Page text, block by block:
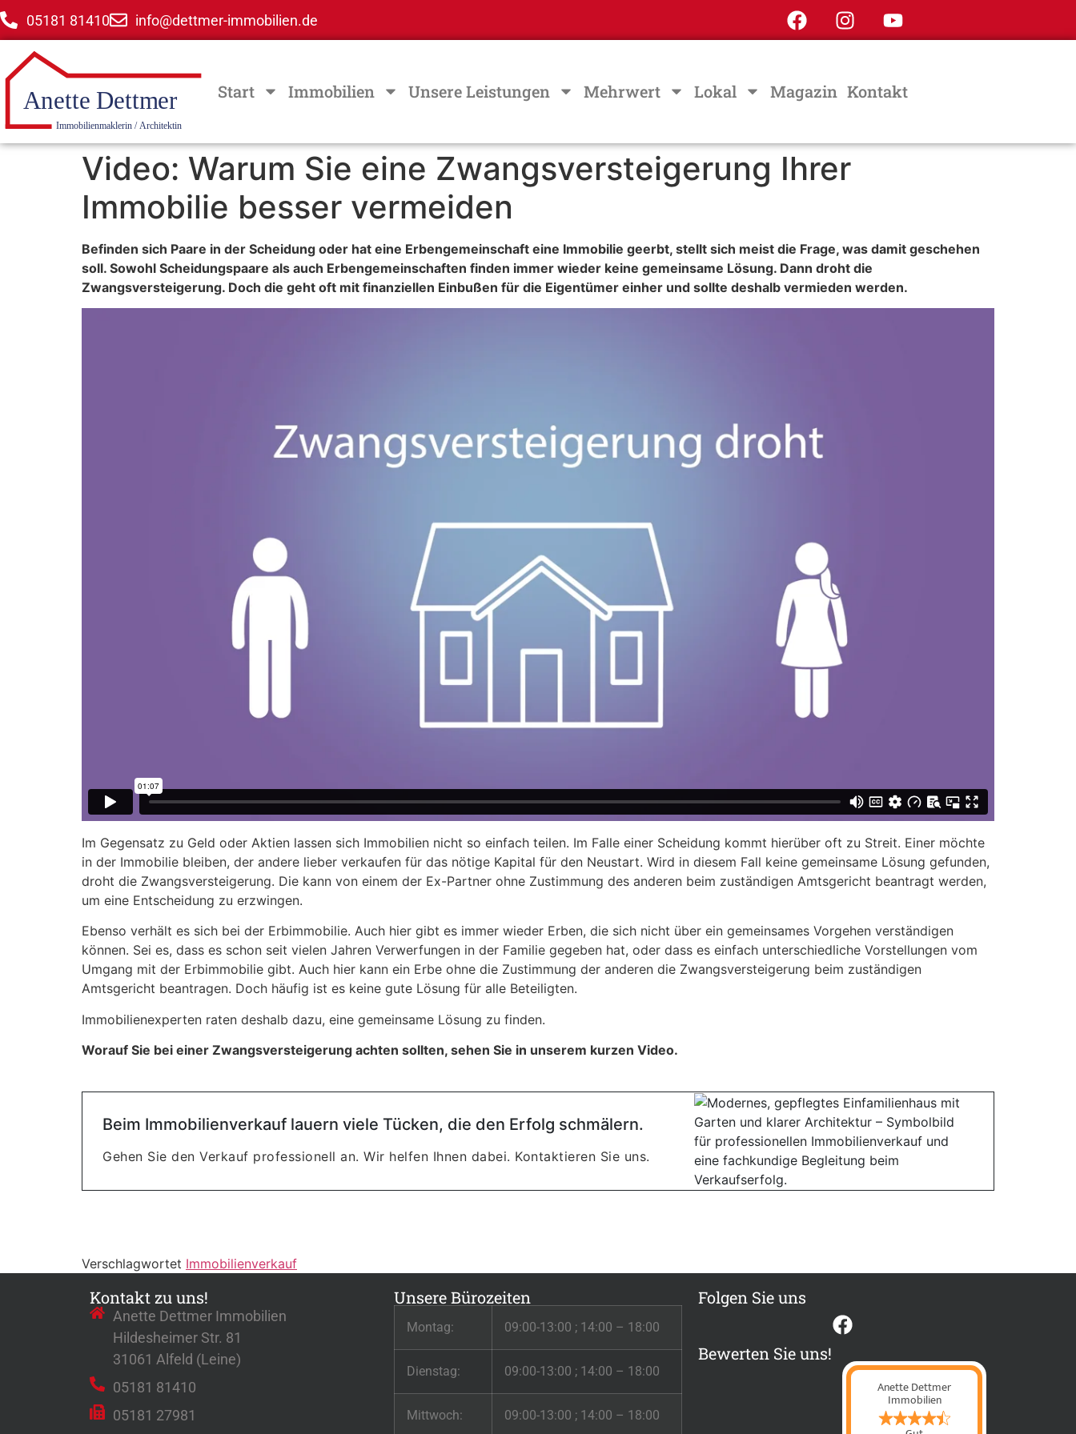
05181 81410 info@dettmer-immobilien.de
Start Immobilien Unsere Leistungen Mehrwert Lokal Magazin Kontakt
Video: Warum Sie eine Zwangsversteigerung Ihrer
Immobilie besser vermeiden
Befinden sich Paare in der Scheidung oder hat eine Erbengemeinschaft eine Immobilie geerbt, stellt sich meist die Frage, was damit geschehen
soll. Sowohl Scheidungspaare als auch Erbengemeinschaften finden immer wieder keine gemeinsame Lösung. Dann droht die
Zwangsversteigerung. Doch die geht oft mit finanziellen Einbußen für die Eigentümer einher und sollte deshalb vermieden werden.
Im Gegensatz zu Geld oder Aktien lassen sich Immobilien nicht so einfach teilen. Im Falle einer Scheidung kommt hierüber oft zu Streit. Einer möchte
in der Immobilie bleiben, der andere lieber verkaufen für das nötige Kapital für den Neustart. Wird in diesem Fall keine gemeinsame Lösung gefunden,
droht die Zwangsversteigerung. Die kann von einem der Ex-Partner ohne Zustimmung des anderen beim zuständigen Amtsgericht beantragt werden,
um eine Entscheidung zu erzwingen.
Ebenso verhält es sich bei der Erbimmobilie. Auch hier gibt es immer wieder Erben, die sich nicht über ein gemeinsames Vorgehen verständigen
können. Sei es, dass es schon seit vielen Jahren Verwerfungen in der Familie gegeben hat, oder dass es einfach unterschiedliche Vorstellungen vom
Umgang mit der Erbimmobilie gibt. Auch hier kann ein Erbe ohne die Zustimmung der anderen die Zwangsversteigerung beim zuständigen
Amtsgericht beantragen. Doch häufig ist es keine gute Lösung für alle Beteiligten.
Immobilienexperten raten deshalb dazu, eine gemeinsame Lösung zu finden.
Worauf Sie bei einer Zwangsversteigerung achten sollten, sehen Sie in unserem kurzen Video.
Beim Immobilienverkauf lauern viele Tücken, die den Erfolg schmälern.
Gehen Sie den Verkauf professionell an. Wir helfen Ihnen dabei. Kontaktieren Sie uns.
Verschlagwortet Immobilienverkauf
Kontakt zu uns!
Anette Dettmer Immobilien
Hildesheimer Str. 81
31061 Alfeld (Leine)
05181 81410
05181 27981
Unsere Bürozeiten
Montag: 09:00-13:00 ; 14:00 – 18:00
Dienstag: 09:00-13:00 ; 14:00 – 18:00
Mittwoch: 09:00-13:00 ; 14:00 – 18:00
Folgen Sie uns
Bewerten Sie uns!
Anette Dettmer
Immobilien